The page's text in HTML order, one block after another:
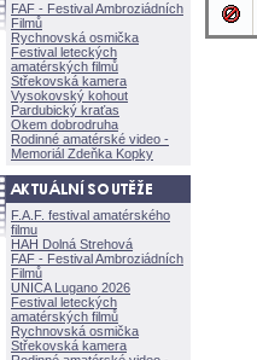
FAF - Festival Ambroziádních
Filmů
Rychnovská osmička
Festival leteckých
amatérských filmů
Střekovská kamera
Vysokovský kohout
Pardubický kraťas
Okem dobrodruha
Rodinné amatérské video -
Memoriál Zdeňka Kopky
F.A.F. festival amatérského
filmu
HAH Dolná Strehov
FAF - Festival Ambroziádních
Filmů
UNICA Lugano 2026
Festival leteckých
amatérských filmů
Rychnovská osmička
Střekovská kamera